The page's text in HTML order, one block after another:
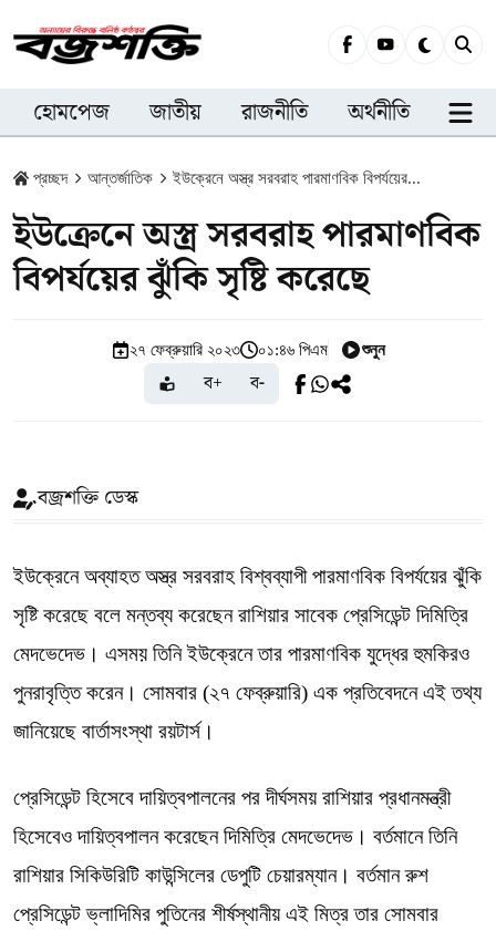
হোমপেজ জাতীয় রাজনীতি অর্থনীতি
প্রচ্ছদ আন্তর্জাতিক ইউক্রেনে অস্ত্র সরবরাহ পারমাণবিক বিপর্যয়ের...
ইউক্রেনে অস্ত্র সরবরাহ পারমাণবিক
বিপর্যয়ের ঝুঁকি সৃষ্টি করেছে
২৭ ফেব্রুয়ারি ২০২৩ ০১:৪৬ পিএম শুনুন
ব+ ব-
বজ্রশক্তি ডেস্ক
ইউক্রেনে অব্যাহত অস্ত্র সরবরাহ বিশ্বব্যাপী পারমাণবিক বিপর্যয়ের ঝুঁকি
সৃষ্টি করেছে বলে মন্তব্য করেছেন রাশিয়ার সাবেক প্রেসিডেন্ট দিমিত্রি
মেদভেদেভ। এসময় তিনি ইউক্রেনে তার পারমাণবিক যুদ্ধের হুমকিরও
পুনরাবৃত্তি করেন। সোমবার (২৭ ফেব্রুয়ারি) এক প্রতিবেদনে এই তথ্য
জানিয়েছে বার্তাসংস্থা রয়টার্স।
প্রেসিডেন্ট হিসেবে দায়িত্বপালনের পর দীর্ঘসময় রাশিয়ার প্রধানমন্ত্রী
হিসেবেও দায়িত্বপালন করেছেন দিমিত্রি মেদভেদেভ। বর্তমানে তিনি
রাশিয়ার সিকিউরিটি কাউন্সিলের ডেপুটি চেয়ারম্যান। বর্তমান রুশ
প্রেসিডেন্ট ভ্লাদিমির পুতিনের শীর্ষস্থানীয় এই মিত্র তার সোমবার